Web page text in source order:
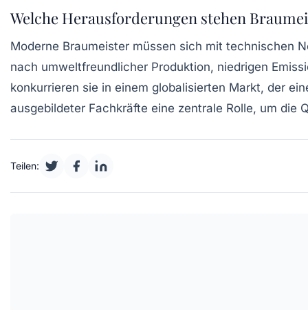
Welche Herausforderungen stehen
Moderne Braumeister müssen sich mit technischen
nach umweltfreundlicher Produktion, niedrigen
konkurrieren sie in einem globalisierten Markt, der
ausgebildeter Fachkräfte eine zentrale Rolle, um die
Teilen: